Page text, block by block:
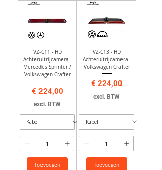
VZ-C11 - HD
Achteruitrijcamera -
Mercedes Sprinter /
Volkswagen Crafter
Prijs
€ 224,00
excl. BTW
Toevoegen
VZ-C13 - HD
Achteruitrijcamera -
Volkswagen Crafter
Prijs
€ 224,00
excl. BTW
Toevoegen